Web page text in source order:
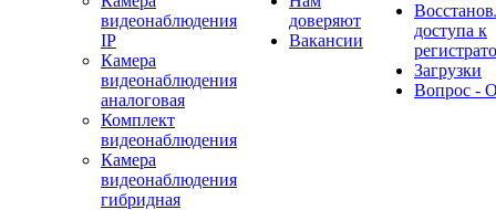
видеонаблюдения
IP
Камера
видеонаблюдения
аналоговая
Комплект
видеонаблюдения
Камера
видеонаблюдения
гибридная
доверяют
Вакансии
доступа к
Загрузки
Вопрос -